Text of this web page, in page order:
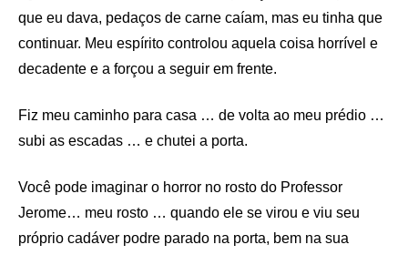
que eu dava, pedaços de carne caíam, mas eu tinha que
continuar. Meu espírito controlou aquela coisa horrível e
decadente e a forçou a seguir em frente.
Fiz meu caminho para casa … de volta ao meu prédio …
subi as escadas … e chutei a porta.
Você pode imaginar o horror no rosto do Professor
Jerome… meu rosto … quando ele se virou e viu seu
próprio cadáver podre parado na porta, bem na sua